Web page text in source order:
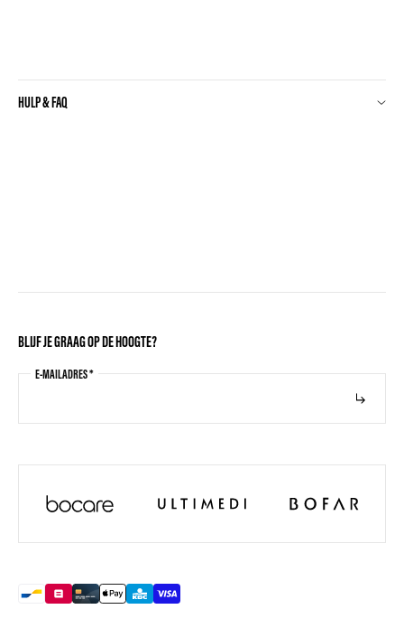
HULP & FAQ
BLIJF JE GRAAG OP DE HOOGTE?
E-MAILADRES*